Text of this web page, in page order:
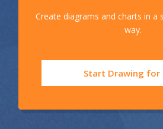
Create diagrams and charts in a
way.
Start Drawing for